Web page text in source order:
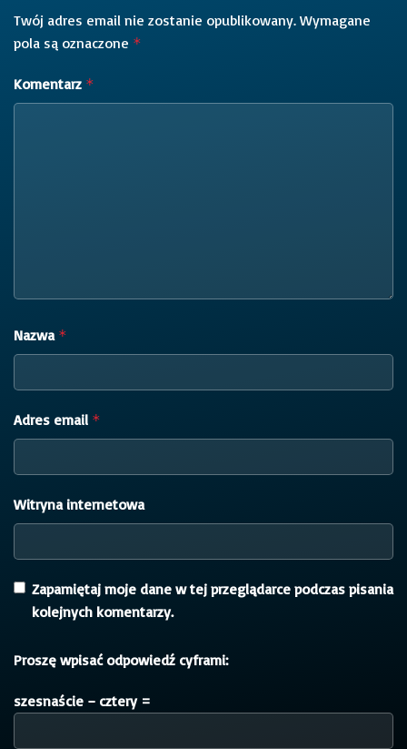
Twój adres email nie zostanie opublikowany. Wymagane
pola są oznaczone *
Komentarz *
Nazwa *
Adres email *
Witryna internetowa
Zapamiętaj moje dane w tej przeglądarce podczas pisania
kolejnych komentarzy.
Proszę wpisać odpowiedź cyframi:
szesnaście − cztery =